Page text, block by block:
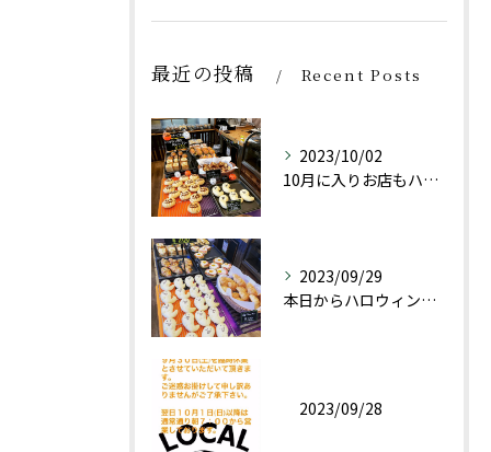
最近の投稿 Recent Posts
2023/10/02
10月に入りお店もハロウィン仕様にしております👻
2023/09/29
本日からハロウィン限定商品としておばけパン(チョコレートクリ...
2023/09/28